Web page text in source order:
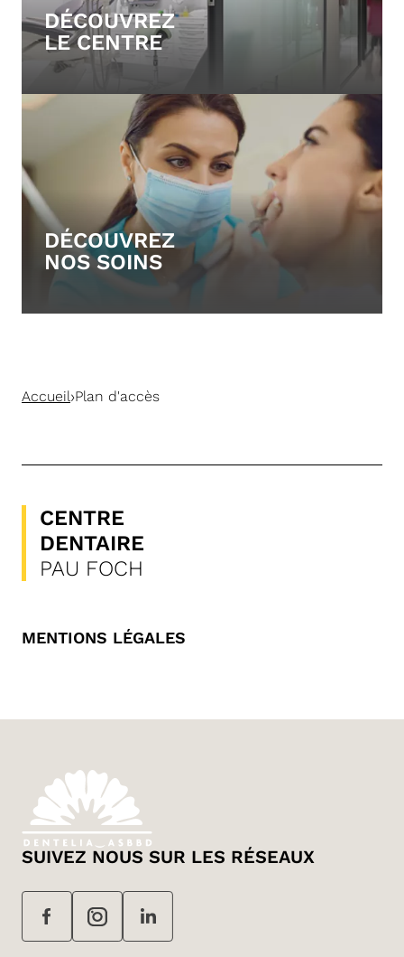
DÉCOUVREZ
LE CENTRE
DÉCOUVREZ
NOS SOINS
Accueil›Plan d'accès
CENTRE
DENTAIRE
PAU FOCH
MENTIONS LÉGALES
SUIVEZ NOUS SUR LES RÉSEAUX